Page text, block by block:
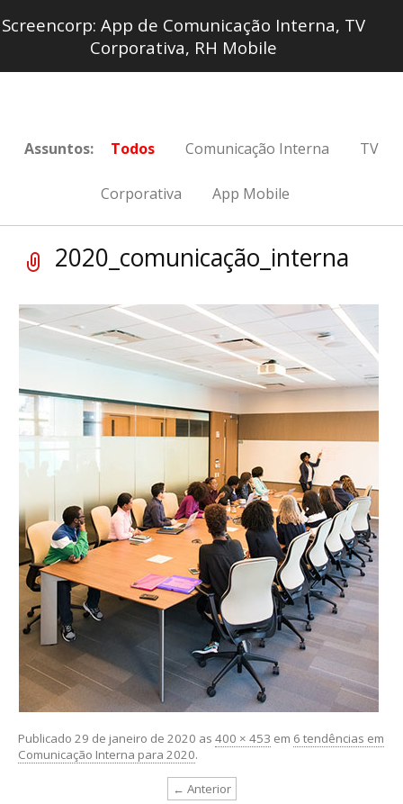
Screencorp: App de Comunicação Interna, TV
Corporativa, RH Mobile
Assuntos: Todos Comunicação Interna TV
Corporativa App Mobile
2020_comunicação_interna
Publicado 29 de janeiro de 2020 as 400 × 453 em 6 tendências em
Comunicação Interna para 2020.
← Anterior